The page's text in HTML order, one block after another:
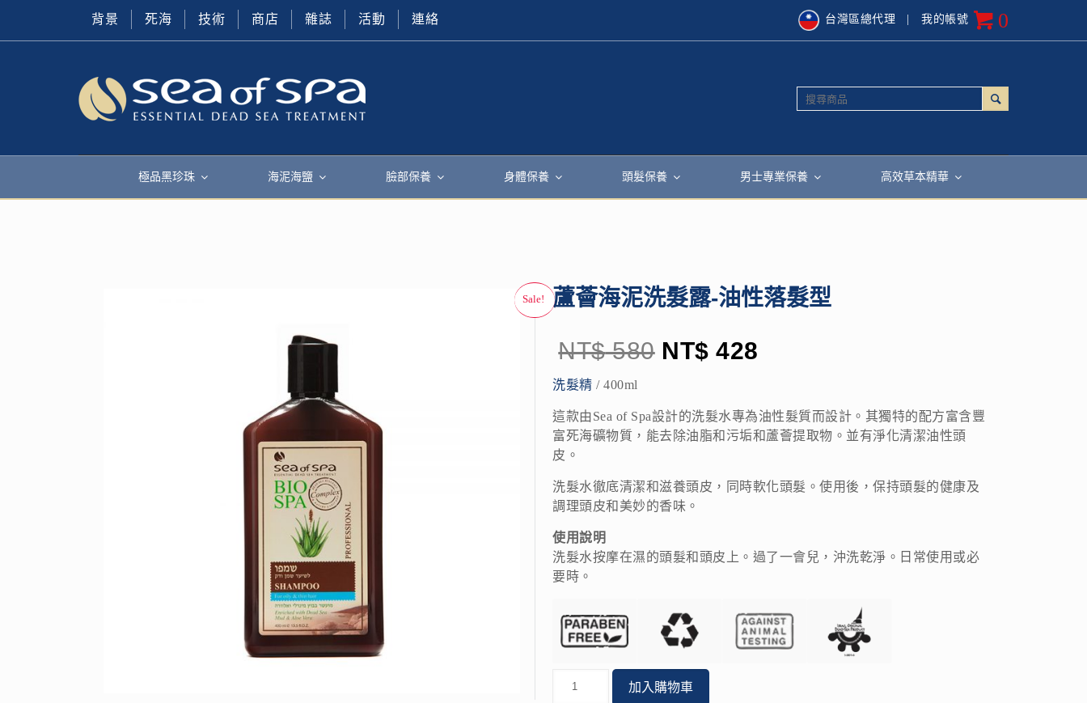
背景 死海 技術 商店 雜誌 活動 連絡 | 我的帳號 0
台灣區總代理
極品黑珍珠 海泥海鹽 臉部保養 身體保養 頭髮保養 男士專業保養 高效草本精華
蘆薈海泥洗髮露-油性落髮型
NT$580 NT$ 428
洗髮精 / 400ml
這款由Sea of​​ Spa設計的洗髮水專為油性髮質而設計。其獨特的配方富含豐
富死海礦物質，能去除油脂和污垢和蘆薈提取物。並有淨化清潔油性頭
皮。
洗髮水徹底清潔和滋養頭皮，同時軟化頭髮。使用後，保持頭髮的健康及
調理頭皮和美妙的香味。
使用說明
洗髮水按摩在濕的頭髮和頭皮上。過了一會兒，沖洗乾淨。日常使用或必
要時。
加入購物車